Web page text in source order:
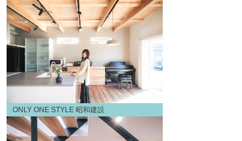
ONLY ONE STYLE 昭和建設